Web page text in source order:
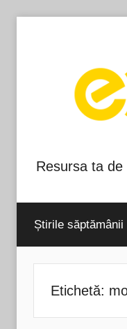
Blog-
ul
GPeC
Resursa ta
Știrile săptămânii
Etichetă: